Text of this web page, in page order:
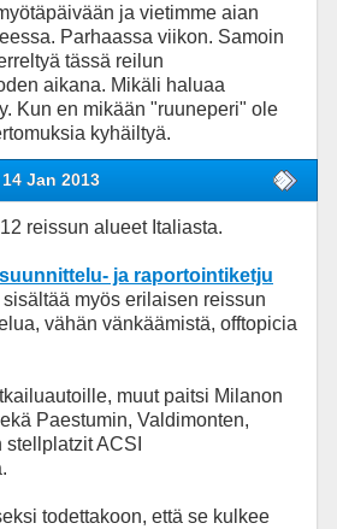
ja vietimme aian
Parhaassa viikon. Samoin
tässä reilun
aikana. Mikäli haluaa
Kun en mikään "ruuneperi" ole
kyhäiltyä.
Jan 2013
reissun alueet Italiasta.
ja raportointiketju
sisältää myös erilaisen reissun
vähän vänkäämistä, offtopicia
muut paitsi Milanon
Paestumin, Valdimonten,
ACSI
todettakoon, että se kulkee